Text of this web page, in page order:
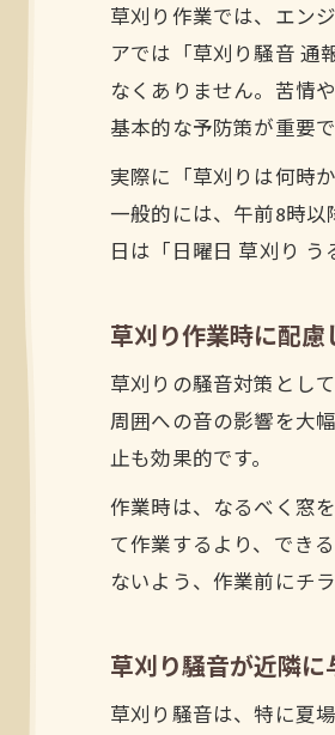
草刈り作業では、エン
アでは「草刈り騒音 通
なくありません。苦情
基本的な予防策が重要で
実際に「草刈りは何時
一般的には、午前8時
日は「日曜日 草刈り う
草刈り作業時に配
草刈りの騒音対策とし
周囲への音の影響を大
止も効果的です。
作業時は、なるべく窓
て作業するより、でき
ないよう、作業前にチ
草刈り騒音が近隣
草刈り騒音は、特に夏